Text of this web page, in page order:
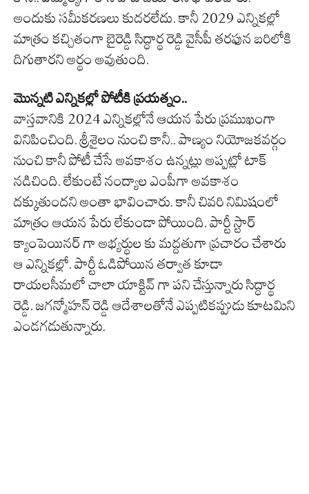
అందుకు సమీకరణలు కుదరలేదు. కానీ 2029 ఎన్నికల్లో
మాత్రం కచ్చితంగా బైరెడ్డి సిద్ధార్థ రెడ్డి వైసీపీ తరఫున బరిలోకి
దిగుతారని అర్థం అవుతుంది.
మొన్నటి ఎన్నికల్లో పోటీకి ప్రయత్నం..
వాస్తవానికి 2024 ఎన్నికల్లోనే ఆయన పేరు ప్రముఖంగా
వినిపించింది. శ్రీశైలం నుంచి కానీ.. పాణ్యం నియోజకవర్గం
నుంచి కానీ పోటీ చేసే అవకాశం ఉన్నట్లు అప్పట్లో టాక్
నడిచింది. లేకుంటే నంద్యాల ఎంపీగా అవకాశం
దక్కుతుందని అంతా భావించారు. కానీ చివరి నిమిషంలో
మాత్రం ఆయన పేరు లేకుండా పోయింది. పార్టీ స్టార్
క్యాంపెయినర్ గా అభ్యర్థుల కు మద్దతుగా ప్రచారం చేశారు
ఆ ఎన్నికల్లో. పార్టీ ఓడిపోయిన తర్వాత కూడా
రాయలసీమలో చాలా యాక్టివ్ గా పని చేస్తున్నారు సిద్ధార్థ
రెడ్డి. జగన్మోహన్ రెడ్డి ఆదేశాలతోనే ఎప్పటికప్పుడు కూటమిని
ఎండగడుతున్నారు.